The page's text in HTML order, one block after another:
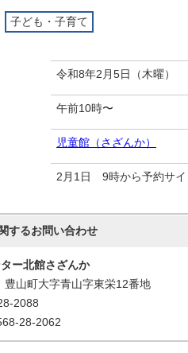
子ども・子育て
令和8年2月5日（木曜）
午前10時〜
児童館（さざんか）
2月1日 9時から予約サイ
するお問い合わせ
ー北館さざんか
山町大字青山字東栄12番地
2088
28-2062